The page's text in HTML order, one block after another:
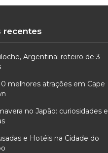
recentes
Argentina: roteiro de 3
melhores atrações em Cape
no Japão: curiosidades e
e Hotéis na Cidade do